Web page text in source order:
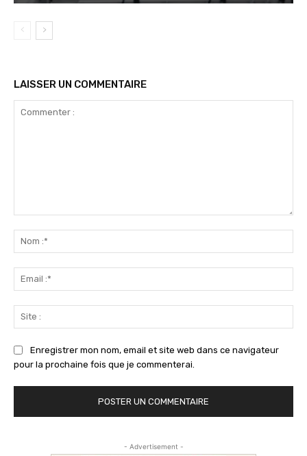
LAISSER UN COMMENTAIRE
Enregistrer mon nom, email et site web dans ce navigateur
pour la prochaine fois que je commenterai.
- Advertisement -